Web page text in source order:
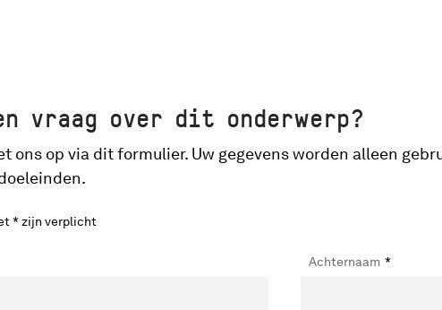
vraag over dit onderwerp?
ons op via dit formulier. Uw gegevens worden alleen
* zijn verplicht
Achternaam *